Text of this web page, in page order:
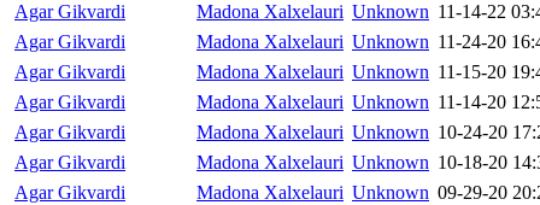
Agar Gikvardi
Madona Xalxelauri Unknown 11-14-22
Agar Gikvardi
Madona Xalxelauri Unknown 11-24-20
Agar Gikvardi
Madona Xalxelauri Unknown 11-15-20
Agar Gikvardi
Madona Xalxelauri Unknown 11-14-20
Agar Gikvardi
Madona Xalxelauri Unknown 10-24-20
Agar Gikvardi
Madona Xalxelauri Unknown 10-18-20
Agar Gikvardi
Madona Xalxelauri Unknown 09-29-20